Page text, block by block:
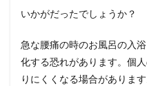
いかがだったでしょうか？
急な腰痛の時のお風呂の入
化する恐れがあります。個
りにくくなる場合がありま